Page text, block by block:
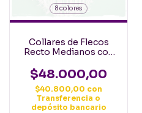
8 colores
Collares de Flecos
Recto Medianos con
PREVENTA
$48.000,00
$40.800,00 con
Transferencia o
depósito bancario